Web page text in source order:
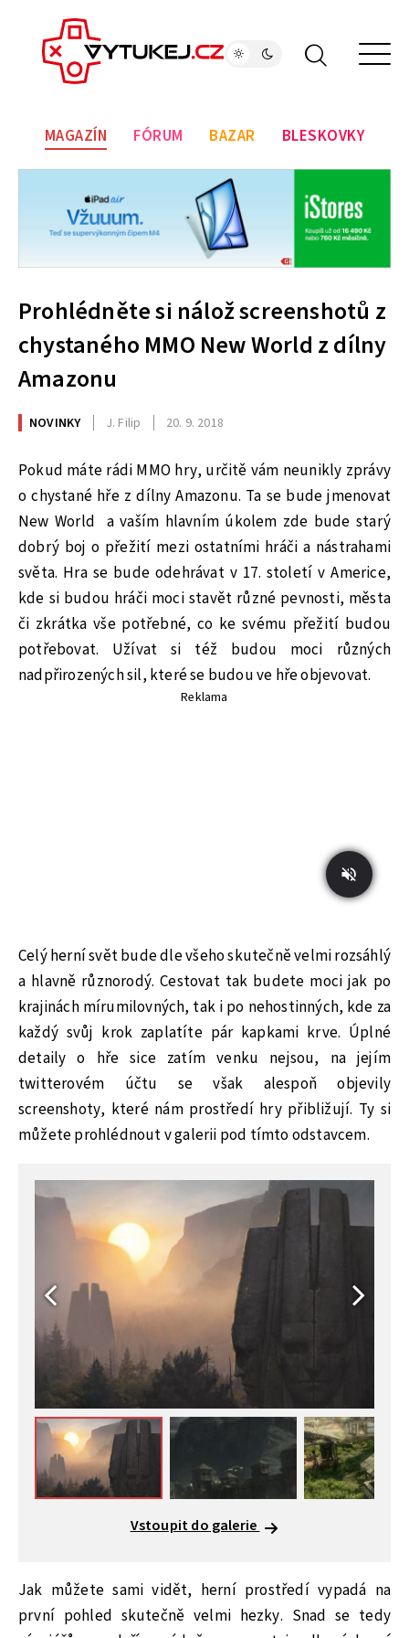
MAGAZÍN FÓRUM BAZAR BLESKOVKY
Prohlédněte si nálož screenshotů z
chystaného MMO New World z dílny
Amazonu
NOVINKY J. Filip 20. 9. 2018
Pokud máte rádi MMO hry, určitě vám neunikly zprávy
o chystané hře z dílny Amazonu. Ta se bude jmenovat
New World a vaším hlavním úkolem zde bude starý
dobrý boj o přežití mezi ostatními hráči a nástrahami
světa. Hra se bude odehrávat v 17. století v Americe,
kde si budou hráči moci stavět různé pevnosti, města
či zkrátka vše potřebné, co ke svému přežití budou
potřebovat. Užívat si též budou moci různých
nadpřirozených sil, které se budou ve hře objevovat.
Reklama
Celý herní svět bude dle všeho skutečně velmi rozsáhlý
a hlavně různorodý. Cestovat tak budete moci jak po
krajinách mírumilovných, tak i po nehostinných, kde za
každý svůj krok zaplatíte pár kapkami krve. Úplné
detaily o hře sice zatím venku nejsou, na jejím
twitterovém účtu se však alespoň objevily
screenshoty, které nám prostředí hry přibližují. Ty si
můžete prohlédnout v galerii pod tímto odstavcem.
Vstoupit do galerie
Jak můžete sami vidět, herní prostředí vypadá na
první pohled skutečně velmi hezky. Snad se tedy